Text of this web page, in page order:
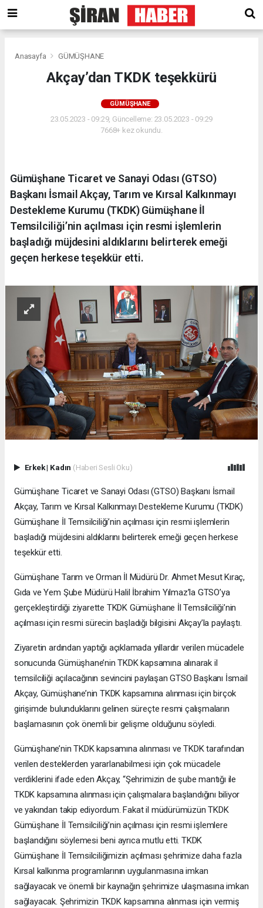
Anasayfa GÜMÜŞHANE
Akçay’dan TKDK teşekkürü
GÜMÜŞHANE
23.05.2023 - 09:29, Güncelleme: 23.05.2023 - 09:29
7668+ kez okundu.
Gümüşhane Ticaret ve Sanayi Odası (GTSO)
Başkanı İsmail Akçay, Tarım ve Kırsal Kalkınmayı
Destekleme Kurumu (TKDK) Gümüşhane İl
Temsilciliği’nin açılması için resmi işlemlerin
başladığı müjdesini aldıklarını belirterek emeği
geçen herkese teşekkür etti.
Erkek| Kadın (Haberi Sesli Oku)
Gümüşhane Ticaret ve Sanayi Odası (GTSO) Başkanı İsmail
Akçay, Tarım ve Kırsal Kalkınmayı Destekleme Kurumu (TKDK)
Gümüşhane İl Temsilciliği’nin açılması için resmi işlemlerin
başladığı müjdesini aldıklarını belirterek emeği geçen herkese
teşekkür etti.
Gümüşhane Tarım ve Orman İl Müdürü Dr. Ahmet Mesut Kıraç,
Gıda ve Yem Şube Müdürü Halil İbrahim Yılmaz’la GTSO’ya
gerçekleştirdiği ziyarette TKDK Gümüşhane İl Temsilciliği’nin
açılması için resmi sürecin başladığı bilgisini Akçay’la paylaştı.
Ziyaretin ardından yaptığı açıklamada yıllardır verilen mücadele
sonucunda Gümüşhane’nin TKDK kapsamına alınarak il
temsilciliği açılacağının sevincini paylaşan GTSO Başkanı İsmail
Akçay, Gümüşhane’nin TKDK kapsamına alınması için birçok
girişimde bulunduklarını gelinen süreçte resmi çalışmaların
başlamasının çok önemli bir gelişme olduğunu söyledi.
Gümüşhane’nin TKDK kapsamına alınması ve TKDK tarafından
verilen desteklerden yararlanabilmesi için çok mücadele
verdiklerini ifade eden Akçay, “Şehrimizin de şube mantığı ile
TKDK kapsamına alınması için çalışmalara başlandığını biliyor
ve yakından takip ediyordum. Fakat il müdürümüzün TKDK
Gümüşhane İl Temsilciliği’nin açılması için resmi işlemlere
başlandığını söylemesi beni ayrıca mutlu etti. TKDK
Gümüşhane İl Temsilciliğimizin açılması şehrimize daha fazla
Kırsal kalkınma programlarının uygulanmasına imkan
sağlayacak ve önemli bir kaynağın şehrimize ulaşmasına imkan
sağlayacak. Şehrimizin TKDK kapsamına alınması için vermiş